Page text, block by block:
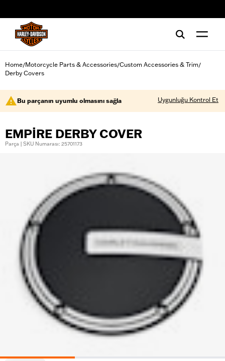
Home/Motorcycle Parts & Accessories/Custom Accessories & Trim/
Derby Covers
Bu parçanın uyumlu olmasını sağla Uygunluğu Kontrol Et
EMPIRE DERBY COVER
Parça | SKU Numarası: 25701173